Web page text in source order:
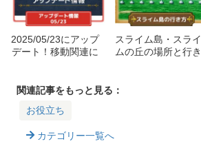
2025/05/23にアップ
デート！移動関連に
スライム島・スライ
ムの丘の場所と行き
関連記事をもっと見る：
お役立ち
カテゴリー一覧へ